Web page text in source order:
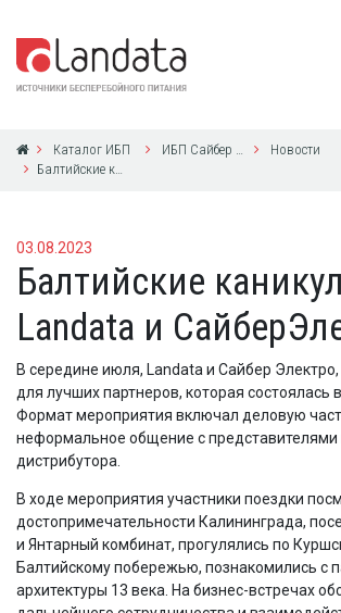
Каталог ИБП ИБП Сайбер Электро
Новости
Балтийские каникулы Landata и СайберЭлектро
03.08.2023
Балтийские
Landata и
В середине июля, Landata и Сайбер
для лучших партнеров, которая состоялась
Формат мероприятия включал деловую
неформальное общение с представителями
дистрибутора.
В ходе мероприятия участники поездки
достопримечательности Калининграда,
и Янтарный комбинат, прогулялись по
Балтийскому побережью, познакомились с
архитектуры 13 века. На бизнес-встречах